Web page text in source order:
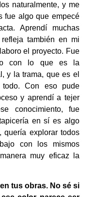
naturalmente, y me
fue algo que empecé
Aprendí muchas
también en mi
el proyecto. Fue
con lo que es la
y la trama, que es el
todo. Con eso pude
y aprendí a tejer
conocimiento, fue
en sí es algo
quería explorar todos
con los mismos
muy eficaz la
tus obras. No sé si